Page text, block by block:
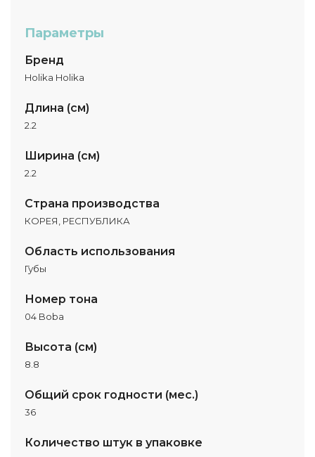
Параметры
Бренд
Holika Holika
Длина (см)
2.2
Ширина (см)
2.2
Страна производства
КОРЕЯ, РЕСПУБЛИКА
Область использования
Губы
Номер тона
04 Boba
Высота (см)
8.8
Общий срок годности (мес.)
36
Количество штук в упаковке